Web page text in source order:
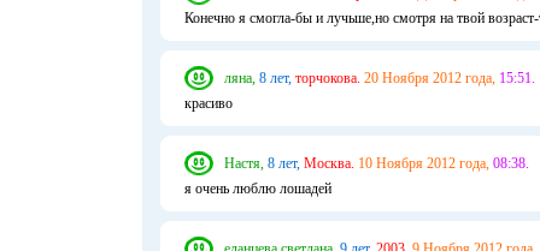
Конечно я смогла-бы и лучьше,но смотря на твой
ляна, 8 лет, торчокова. 20 Ноября 2012 года, 15:51.
красиво
Настя, 8 лет, Москва. 10 Ноября 2012 года, 08:38.
я очень люблю лошадей